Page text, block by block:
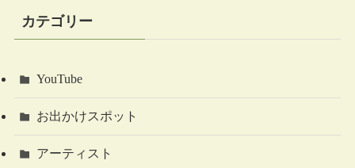
カテゴリー
YouTube
お出かけスポット
アーティスト